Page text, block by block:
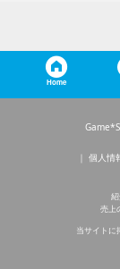
Home
個人情
売上
当サイトに